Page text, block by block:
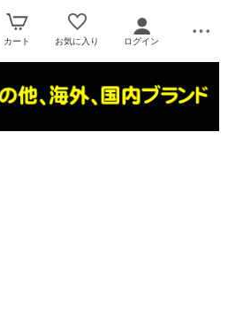
カート お気に入り ログイン